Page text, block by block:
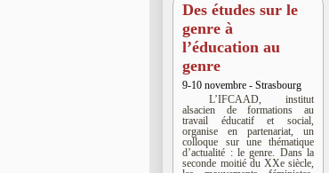
Des études sur le
genre à
l’éducation au
genre
9-10 novembre - Strasbourg
L’IFCAAD, institut
alsacien de formations au
travail éducatif et social,
organise en partenariat, un
colloque sur une thématique
d’actualité : le genre. Dans la
seconde moitié du XXe siècle,